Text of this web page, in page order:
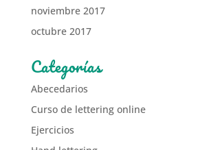
noviembre 2017
octubre 2017
Categorías
Abecedarios
Curso de lettering online
Ejercicios